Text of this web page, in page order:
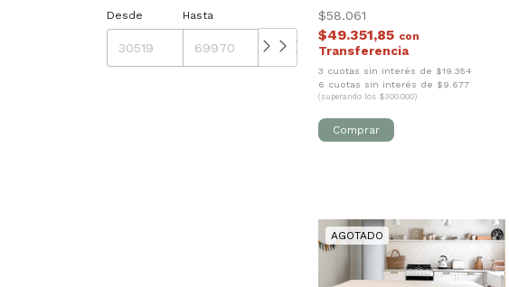
Desde Hasta
$58.061
$49.351,85 con
3 cuotas sin interés de $19.354
6 cuotas sin interés de $9.677
(superando los $300.000)